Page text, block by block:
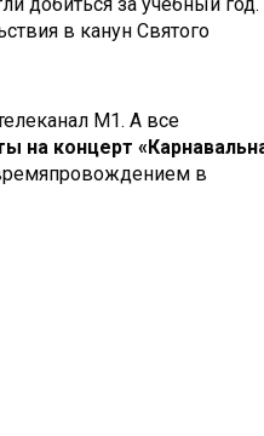
в канун Святого
М1. А все
на концерт
в